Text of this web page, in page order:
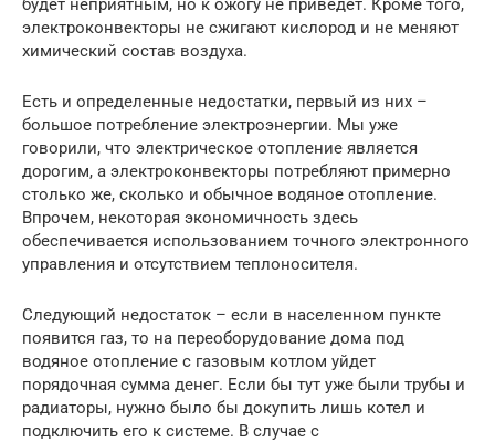
будет неприятным, но к ожогу не приведет. Кроме того,
электроконвекторы не сжигают кислород и не меняют
химический состав воздуха.
Есть и определенные недостатки, первый из них –
большое потребление электроэнергии. Мы уже
говорили, что электрическое отопление является
дорогим, а электроконвекторы потребляют примерно
столько же, сколько и обычное водяное отопление.
Впрочем, некоторая экономичность здесь
обеспечивается использованием точного электронного
управления и отсутствием теплоносителя.
Следующий недостаток – если в населенном пункте
появится газ, то на переоборудование дома под
водяное отопление с газовым котлом уйдет
порядочная сумма денег. Если бы тут уже были трубы и
радиаторы, нужно было бы докупить лишь котел и
подключить его к системе. В случае с